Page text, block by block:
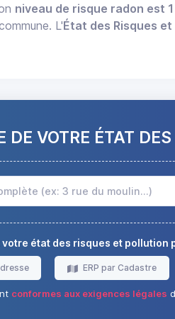
niveau de risque radon est 1
L'État des Risques et
VOTRE ÉTAT
votre état des risques et pollution
ERP par Cadastre
conformes aux exigences légales